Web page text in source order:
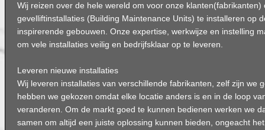
Wij reizen over de hele wereld om voor onze klanten(fabrikanten)
gevelliftinstallaties (Building Maintenance Units) te installeren op
inspirerende gebouwen. Onze expertise, werkwijze en instelling
om vele installaties veilig en bedrijfsklaar op te leveren.
Leveren nieuwe installaties
Wij leveren installaties van verschillende fabrikanten, zelf zijn we
hebben we gekozen omdat elke locatie anders is en in de loop
veranderen. Om de markt goed te kunnen bedienen werken we
samen om altijd een juiste oplossing kunnen bieden, ongeacht